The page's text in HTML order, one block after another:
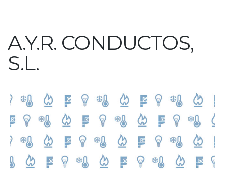
A.Y.R. CONDUCTOS,
S.L.